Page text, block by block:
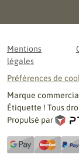
Mentions
légales
Préférences de
Marque
Étiquette ! Tous
Propulsé par